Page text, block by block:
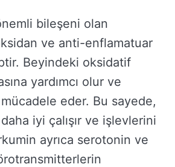
bileşeni olan
ve anti-enflamatuar
Beyindeki oksidatif
yardımcı olur ve
eder. Bu sayede,
iyi çalışır ve işlevlerini
ayrıca serotonin ve